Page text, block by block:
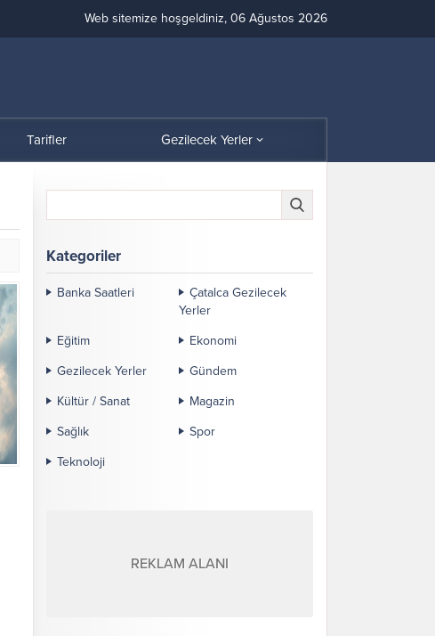
Web sitemize hoşgeldiniz, 06 Ağustos 2026
Tarifler Gezilecek Yerler
Kategoriler
Banka Saatleri
Çatalca Gezilecek
Yerler
Eğitim
Ekonomi
Gezilecek Yerler
Gündem
Kültür / Sanat
Magazin
Sağlık
Spor
Teknoloji
REKLAM ALANI